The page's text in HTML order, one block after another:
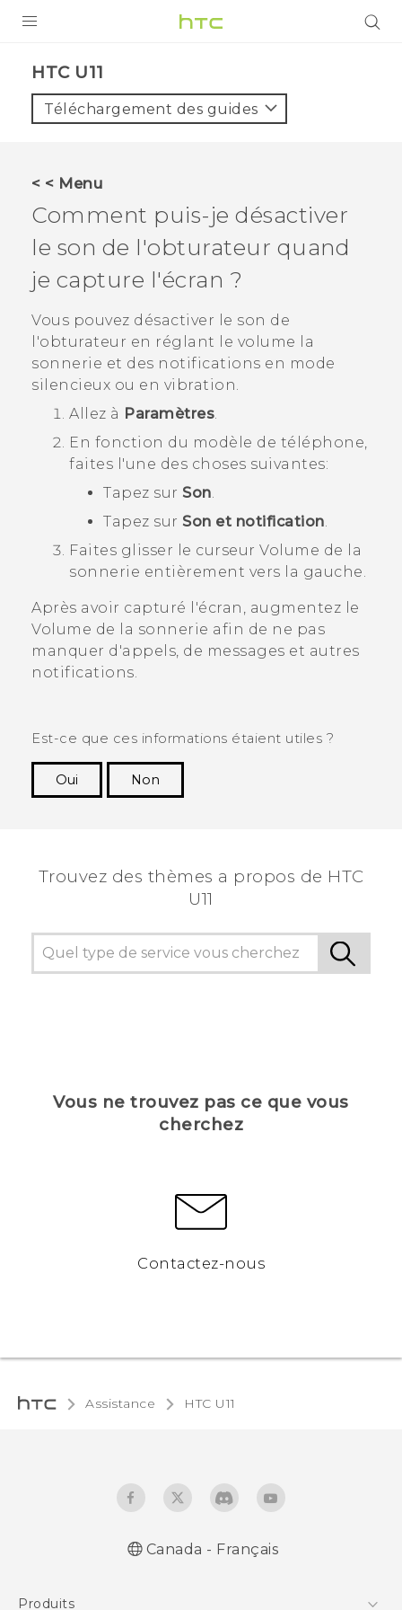
VIVE
VIVERSE
SUPPORT
Appareils HTC & Accessoires
Achat & Règlement Questions
HTC U11‎
Téléchargement des guides
< < Menu
Comment puis-je désactiver
le son de l'obturateur quand
je capture l'écran ?
Vous pouvez désactiver le son de
l'obturateur en réglant le volume la
sonnerie et des notifications en mode
silencieux ou en vibration.
Allez à Paramètres.
En fonction du modèle de téléphone,
faites l'une des choses suivantes:
Tapez sur Son.
Tapez sur Son et notification.
Faites glisser le curseur Volume de la
sonnerie entièrement vers la gauche.
Après avoir capturé l'écran, augmentez le
Volume de la sonnerie afin de ne pas
manquer d'appels, de messages et autres
notifications.
Est-ce que ces informations étaient utiles ?
Oui
Non
Trouvez des thèmes a propos de HTC
U11
Vous ne trouvez pas ce que vous
cherchez
Contactez-nous
Assistance HTC U11‎
Canada - Français
Produits